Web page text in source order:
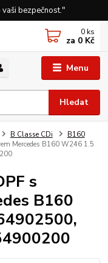
bezpečnost."
Menu
Hledat
0 ks
za 0 Kč
B Classe CDi
B160
Mercedes B160 W246 1.5
s
B160